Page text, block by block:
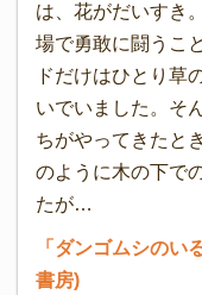
は、花がだいすき
場で勇敢に闘うこ
ドだけはひとり草
いでいました。そ
ちがやってきたと
のように木の下で
たが…
「ダンゴムシの
書房)